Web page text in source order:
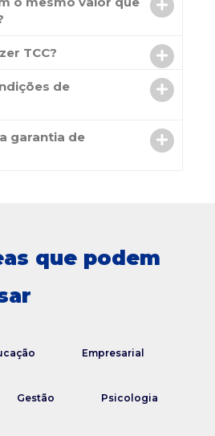
TCC?
de
garantia de
que podem
Empresarial
Gestão Psicologia